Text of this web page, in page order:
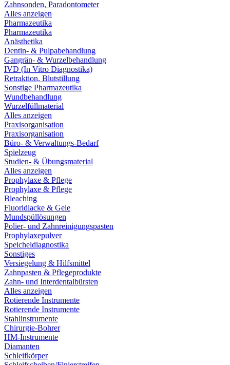
Zahnsonden, Paradontometer
Alles anzeigen
Pharmazeutika
Pharmazeutika
Anästhetika
Dentin- & Pulpabehandlung
Gangrän- & Wurzelbehandlung
IVD (In Vitro Diagnostika)
Retraktion, Blutstillung
Sonstige Pharmazeutika
Wundbehandlung
Wurzelfüllmaterial
Alles anzeigen
Praxisorganisation
Praxisorganisation
Büro- & Verwaltungs-Bedarf
Spielzeug
Studien- & Übungsmaterial
Alles anzeigen
Prophylaxe & Pflege
Prophylaxe & Pflege
Bleaching
Fluoridlacke & Gele
Mundspüllösungen
Polier- und Zahnreinigungspasten
Prophylaxepulver
Speicheldiagnostika
Sonstiges
Versiegelung & Hilfsmittel
Zahnpasten & Pflegeprodukte
Zahn- und Interdentalbürsten
Alles anzeigen
Rotierende Instrumente
Rotierende Instrumente
Stahlinstrumente
Chirurgie-Bohrer
HM-Instrumente
Diamanten
Schleifkörper